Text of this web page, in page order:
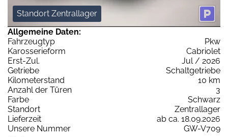
Standort Zentrallager
Allgemeine Daten:
Fahrzeugtyp
Pkw
Karosserieform
Cabriolet
Erst-Zul.
Jul / 2026
Getriebe
Schaltgetriebe
Kilometerstand
10 km
Anzahl der Türen
3
Farbe
Schwarz
Standort
Zentrallager
Lieferzeit
ab ca. 18.09.2026
Unsere Nummer
GW-V709